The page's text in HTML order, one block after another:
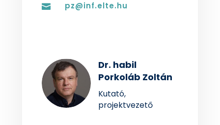
 pz@inf.elte.hu
Dr. habil
Porkoláb Zoltán
Kutató,
projektvezető